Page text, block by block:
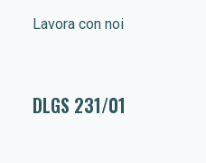
Lavora con noi
DLGS 231/01